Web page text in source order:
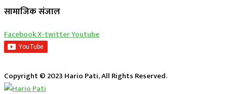
सामाजिक संजाल
FacebookX-twitterYoutube
Copyright © 2023 Hario Pati, All Rights Reserved.